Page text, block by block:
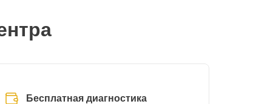
Бесплатная диагностика